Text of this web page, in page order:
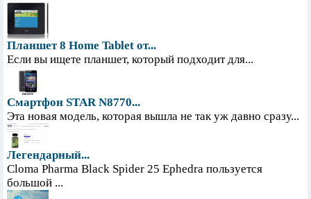
Планшет 8 Home Tablet от...
Если вы ищете планшет, который подходит для...
Смартфон STAR N8770...
Эта новая модель, которая вышла не так уж давно сразу...
Легендарный...
Cloma Pharma Black Spider 25 Ephedra пользуется
большой ...